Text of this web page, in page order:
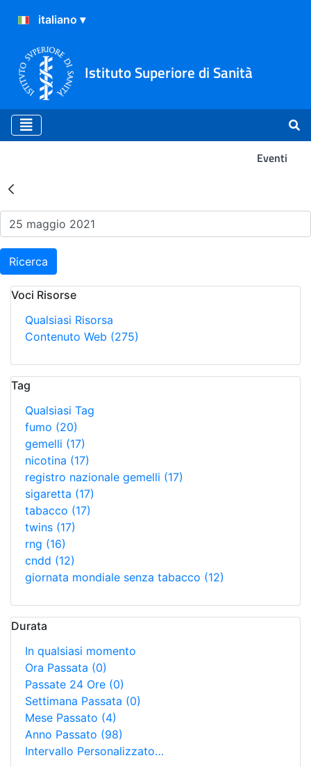
Istituto Superiore di Sanità
Eventi
Risultati della Ricerca -
Ricerca
Voci Risorse
Qualsiasi Risorsa
Contenuto Web (275)
Tag
Qualsiasi Tag
fumo (20)
gemelli (17)
nicotina (17)
registro nazionale gemelli (17)
sigaretta (17)
tabacco (17)
twins (17)
rng (16)
cndd (12)
giornata mondiale senza tabacco (12)
Durata
In qualsiasi momento
Ora Passata (0)
Passate 24 Ore (0)
Settimana Passata (0)
Mese Passato (4)
Anno Passato (98)
Intervallo Personalizzato…